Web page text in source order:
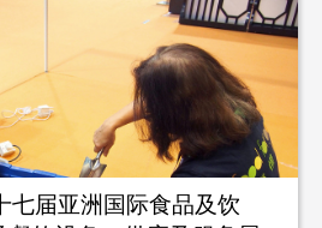
七届亚洲国际食品及饮